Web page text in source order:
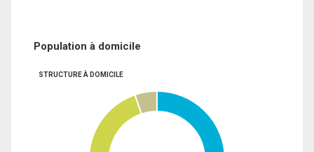
Population à domicile
STRUCTURE À DOMICILE